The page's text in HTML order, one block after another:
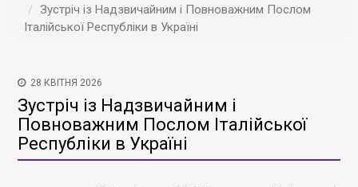
Зустріч із Надзвичайним і Повноважним Послом
Італійської Республіки в Україні
28 КВІТНЯ 2026
Зустріч із Надзвичайним і
Повноважним Послом Італійської
Республіки в Україні